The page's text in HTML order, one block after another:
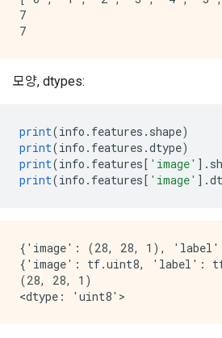
7
모양, dtypes:
print(info . features . shape)
print(info . features .dtype)
print(info . features [ 'image' ].
print(info . features [ 'image' ].
{'image': (28, 28, 1),
{'image': tf.uint8, 'label':
(28, 28, 1)